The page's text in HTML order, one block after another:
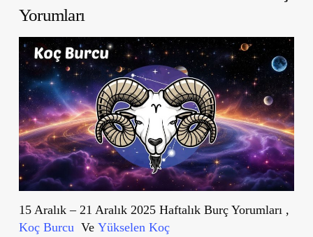
Yorumları
15 Aralık – 21 Aralık 2025 Haftalık Burç Yorumları ,
Koç Burcu Ve Yükselen Koç